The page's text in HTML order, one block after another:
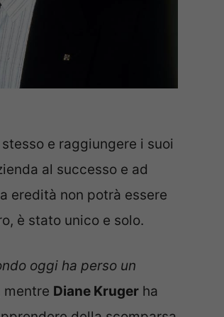
e raggiungere i suoi
al successo e ad
eredità non potrà essere
è stato unico e solo.
oggi ha perso un
mentre Diane Kruger ha